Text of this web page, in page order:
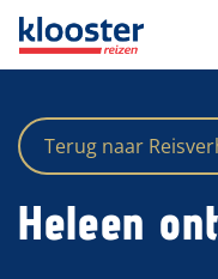
overslaan
Terug naar
Heleen